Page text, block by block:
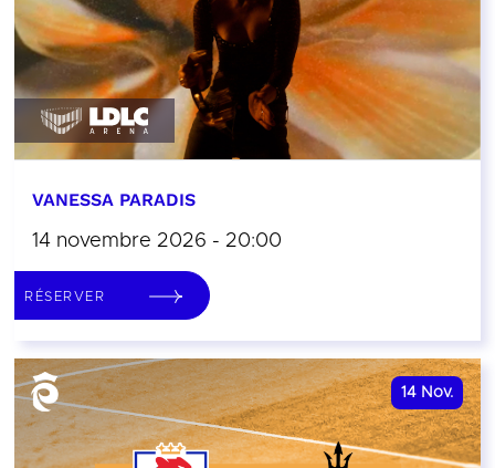
VANESSA PARADIS
14 novembre 2026 - 20:00
RÉSERVER
14 Nov.